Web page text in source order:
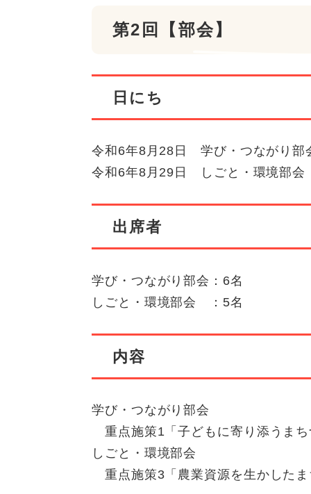
第2回【部会】
日にち
令和6年8月28日 学び・つながり部
令和6年8月29日 しごと・環境部会
出席者
学び・つながり部会：6名
しごと・環境部会 ：5名
内容
学び・つながり部会
重点施策1「子どもに寄り添うま
しごと・環境部会
重点施策3「農業資源を生かした